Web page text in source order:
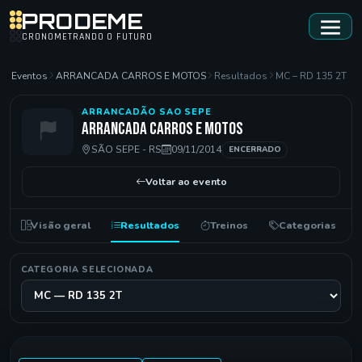
PRODEME
CRONOMETRANDO O FUTURO
Eventos ARRANCADA CARROS E MOTOS Resultados MC – RD 135 2T
ARRANCADÃO SAO SEPE
ARRANCADA CARROS E MOTOS
SÃO SEPE - RS 09/11/2014 ENCERRADO
Voltar ao evento
Visão geral Resultados Treinos Categorias
CATEGORIA SELECIONADA